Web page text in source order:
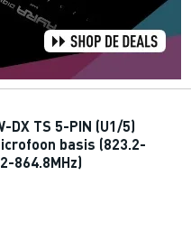
DX TS 5-PIN (U1/5)
basis (823.2-
864.8MHz)